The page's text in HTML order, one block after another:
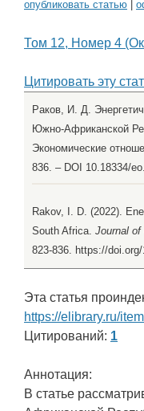
опубликовать статью
Том 12, Номер 4
Цитировать эту
Раков, И. Д.
Южно-Африканской
Экономические
836. – DOI 10.18334/
Rakov, I. D. (2022).
South Africa. Journal
823-836. https://
Эта статья
https://elibrary.ru/
Цитирований: 1
Аннотация:
В статье